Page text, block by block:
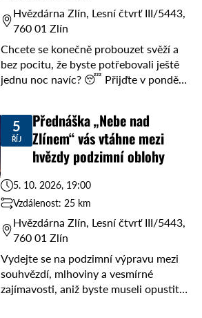
Hvězdárna Zlín, Lesní čtvrť III/5443,
760 01 Zlín
Chcete se konečně probouzet svěží a
bez pocitu, že byste potřebovali ještě
jednu noc navíc? 😴 Přijďte v pondělí
5
ŘÍJ
Přednáška „Nebe nad
Zlínem“ vás vtáhne mezi
hvězdy podzimní oblohy
5. 10. 2026, 19:00
Vzdálenost: 25 km
Hvězdárna Zlín, Lesní čtvrť III/5443,
760 01 Zlín
Vydejte se na podzimní výpravu mezi
souhvězdí, mlhoviny a vesmírné
zajímavosti, aniž byste museli opustit